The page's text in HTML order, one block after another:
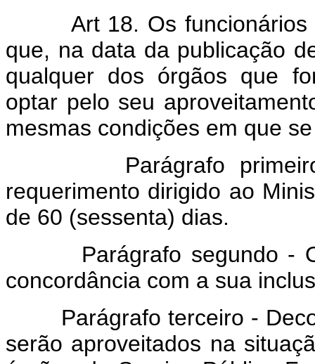
Art 18. Os
que, na data da publicação
qualquer dos órgãos que
optar pelo seu
mesmas condições em que
Parágrafo primeiro -
requerimento dirigido ao
de 60 (sessenta) dias.
Parágrafo segundo - O
concordância com a sua
Parágrafo terceiro -
serão aproveitados na